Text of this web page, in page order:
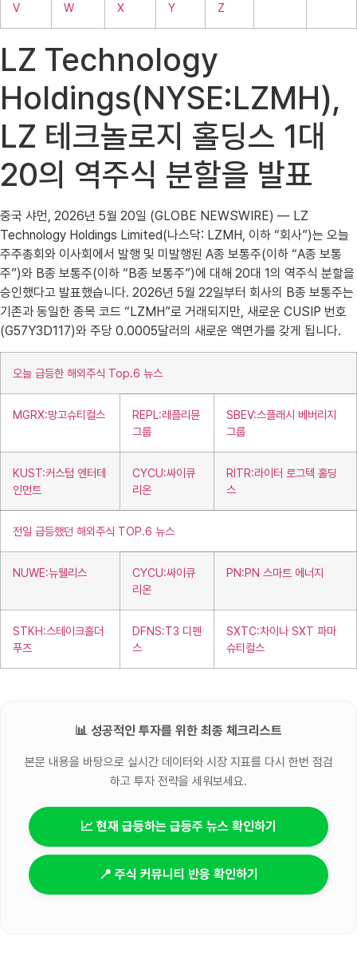
V W X Y Z
LZ Technology
Holdings(NYSE:LZMH),
LZ 테크놀로지 홀딩스 1대
20의 역주식 분할을 발표
중국 샤먼, 2026년 5월 20일 (GLOBE NEWSWIRE) — LZ
Technology Holdings Limited(나스닥: LZMH, 이하 “회사”)는 오늘
주주총회와 이사회에서 발행 및 미발행된 A종 보통주(이하 “A종 보통
주”)와 B종 보통주(이하 “B종 보통주”)에 대해 20대 1의 역주식 분할을
승인했다고 발표했습니다. 2026년 5월 22일부터 회사의 B종 보통주는
기존과 동일한 종목 코드 “LZMH”로 거래되지만, 새로운 CUSIP 번호
(G57Y3D117)와 주당 0.0005달러의 새로운 액면가를 갖게 됩니다.
오늘 급등한 해외주식 Top.6 뉴스
MGRX:망고슈티컬스
REPL:레플리뮨
그룹
SBEV:스플래시 베버리지
그룹
KUST:커스텀 엔터테
인먼트
CYCU:싸이큐
리온
RITR:라이터 로그텍 홀딩
스
전일 급등했던 해외주식 TOP.6 뉴스
NUWE:뉴웰리스
CYCU:싸이큐
리온
PN:PN 스마트 에너지
STKH:스테이크홀더
푸즈
DFNS:T3 디펜
스
SXTC:차이나 SXT 파마
슈티컬스
📊 성공적인 투자를 위한 최종 체크리스트
본문 내용을 바탕으로 실시간 데이터와 시장 지표를 다시 한번 점검
하고 투자 전략을 세워보세요.
📈 현재 급등하는 급등주 뉴스 확인하기
📍 주식 커뮤니티 반응 확인하기